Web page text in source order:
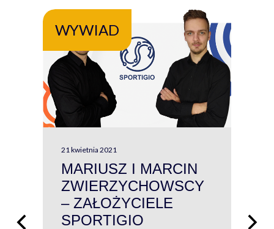
WYWIAD
21 kwietnia 2021
MARIUSZ I MARCIN
ZWIERZYCHOWSCY
– ZAŁOŻYCIELE
SPORTIGIO